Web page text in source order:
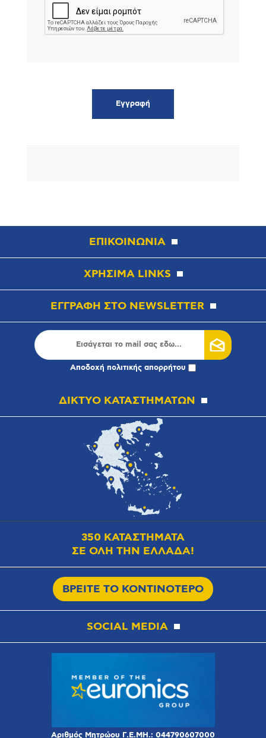
ΕΠΙΚΟΙΝΩΝΙΑ
ΧΡΗΣΙΜΑ LINKS
ΕΓΓΡΑΦΗ ΣΤΟ NEWSLETTER
Αποδοχή πολιτικής απορρήτου
ΔΙΚΤΥΟ ΚΑΤΑΣΤΗΜΑΤΩΝ
350 ΚΑΤΑΣΤΗΜΑΤΑ
ΣΕ ΟΛΗ ΤΗΝ ΕΛΛΑΔΑ!
ΒΡΕΙΤΕ ΤΟ ΚΟΝΤΙΝΟΤΕΡΟ
SOCIAL MEDIA